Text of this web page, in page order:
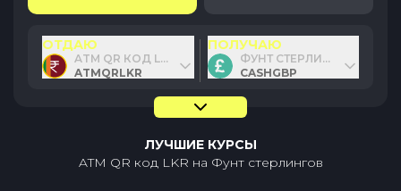
ОТДАЮ
ATM QR КОД LKR
ATMQRLKR
ПОЛУЧАЮ
ФУНТ СТЕРЛИНГОВ
CASHGBP
ЛУЧШИЕ КУРСЫ
ATM QR код LKR на Фунт стерлингов